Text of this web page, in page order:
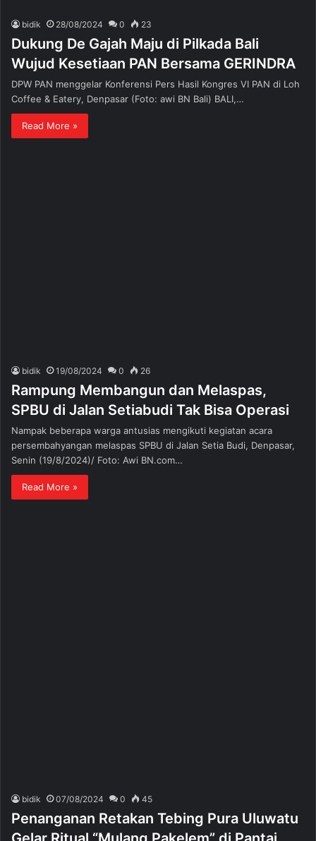
bidik 28/08/2024 0 23
Dukung De Gajah Maju di Pilkada Bali
Wujud Kesetiaan PAN Bersama GERINDRA
DPW PAN menggelar Konferensi Pers Hasil Kongres VI PAN di Loh
Coffee & Eatery, Denpasar (Foto: awi BN Bali) BALI,…
Read More »
bidik 19/08/2024 0 26
Rampung Membangun dan Melaspas,
SPBU di Jalan Setiabudi Tak Bisa Operasi
Nampak beberapa warga antusias mengikuti kegiatan acara
persembahyangan melaspas SPBU di Jalan Setia Budi, Denpasar,
Senin (19/8/2024)/ Foto: Awi BN.com…
Read More »
bidik 07/08/2024 0 45
Penanganan Retakan Tebing Pura Uluwatu